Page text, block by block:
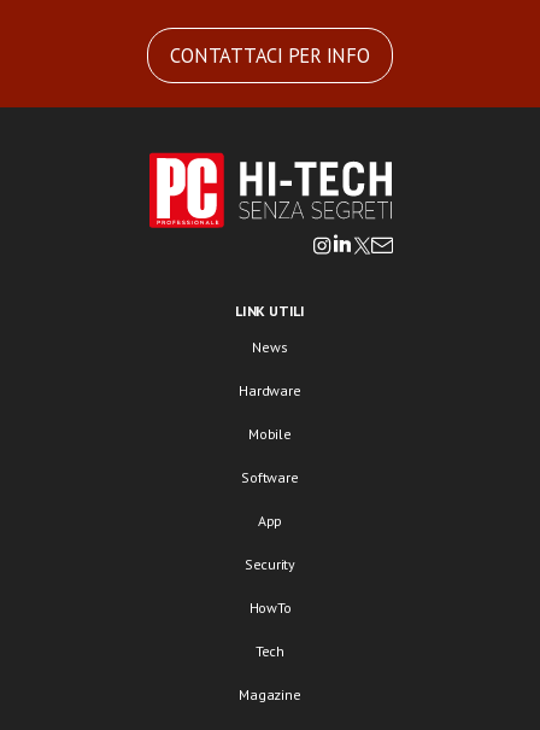
CONTATTACI PER INFO
LINK UTILI
News
Hardware
Mobile
Software
App
Security
HowTo
Tech
Magazine